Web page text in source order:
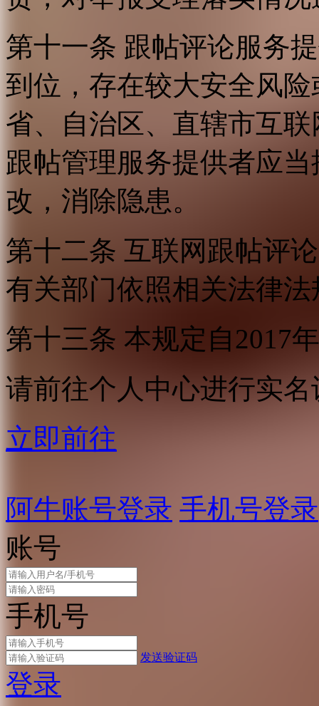
第十一条 跟帖评论服务
到位，存在较大安全风
省、自治区、直辖市互
跟帖管理服务提供者应
改，消除隐患。
第十二条 互联网跟帖评
有关部门依照相关法律
第十三条 本规定自2017
请前往个人中心进行实名
立即前往
阿牛账号登录 手机号登录
账号
手机号
发送验证码
登录